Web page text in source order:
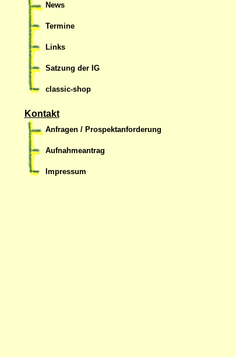
News
Termine
Links
Satzung der IG
classic-shop
Kontakt
Anfragen / Prospektanforderung
Aufnahmeantrag
Impressum